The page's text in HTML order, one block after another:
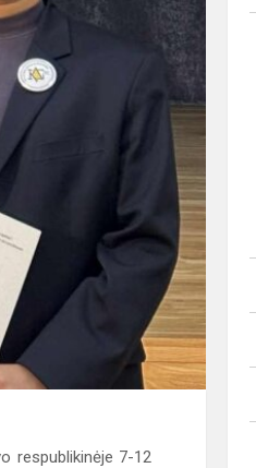
respublikinėje 7-12